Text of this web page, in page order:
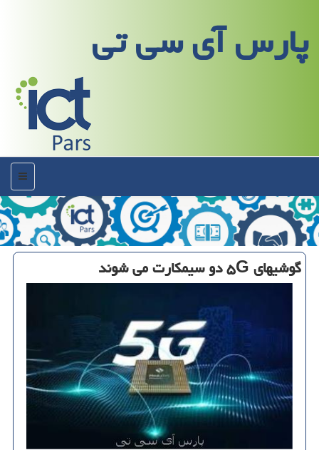
پارس آی سی تی
منو
گوشیهای ۵G دو سیمكارت می شوند